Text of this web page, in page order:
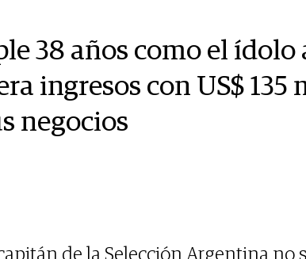
38 años como el
ingresos con US$ 135
negocios